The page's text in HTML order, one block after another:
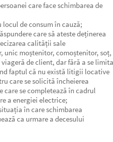
care face schimbarea de
de consum în cauză;
care să ateste deținerea
calității sale
unic moștenitor, comoștenitor, soț,
de client, dar fără a se limita
faptul că nu există litigii locative
care se solicită încheierea
se completează în cadrul
a energiei electrice;
în care schimbarea
ca urmare a decesului